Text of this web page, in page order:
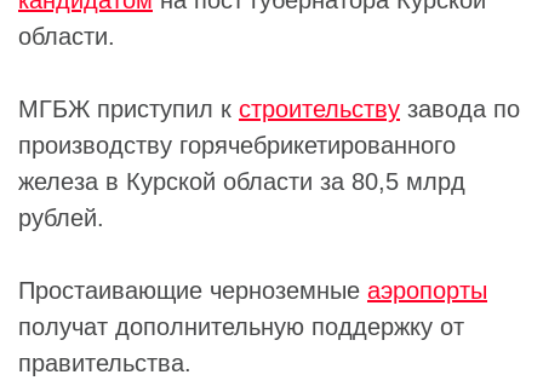
области.
МГБЖ приступил к строительству завода по
производству горячебрикетированного
железа в Курской области за 80,5 млрд
рублей.
Простаивающие черноземные аэропорты
получат дополнительную поддержку от
правительства.